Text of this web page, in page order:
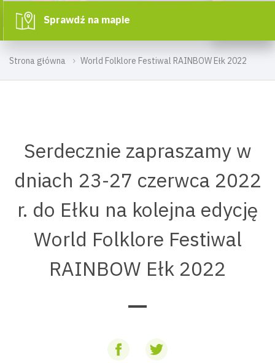
Strona główna World Folklore Festiwal RAINBOW Ełk 2022
Sprawdź na mapie
Serdecznie zapraszamy w
dniach 23-27 czerwca 2022
r. do Ełku na kolejna edycję
World Folklore Festiwal
RAINBOW Ełk 2022